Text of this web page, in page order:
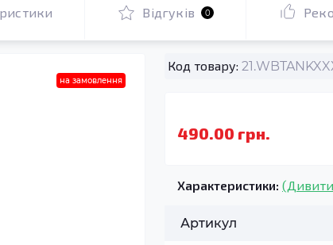
Відгуків 0
на замовлення
Код товару:
490.00 грн.
Характеристики:
Артикул